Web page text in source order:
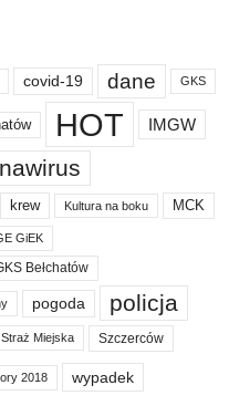
covid-19 dane GKS
HOT IMGW
krew Kultura na boku MCK
GiEK
Bełchatów
pogoda policja
Straż Miejska Szczerców
2018 wypadek